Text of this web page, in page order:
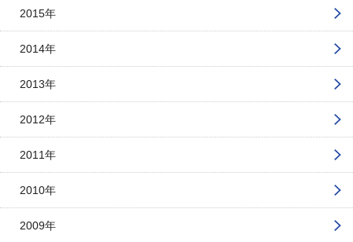
2015年
2014年
2013年
2012年
2011年
2010年
2009年